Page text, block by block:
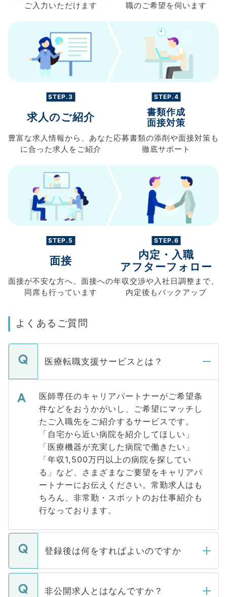
ご入力 いただけます
職のご希望を伺います
STEP.3
求人のご紹介
豊富な求人情報から、 あなた
に合った求人を ご紹介
STEP.4
書類作成
面接対策
応募書類の添削や面接対策も
徹底サポート
STEP.5
面接
面接が不安な方へ、 面接への
同席も行っています
STEP.6
内定・入職
アフターフォロー
年収交渉や入社日調整まで、
内定後もバックアップ
よくあるご質問
医療転職支援サービスとは？
医師専任のキャリアパートナーがご希望条
件などをおうかがいし、ご希望にマッチし
たご入職先をご紹介するサービスです。
「自宅から近い病院を紹介してほしい」
「医療機器が充実した病院で働きたい」
「年収1,500万円以上の病院を探してい
る」など、さまざまなご要望をキャリアパ
ートナーにお伝えください。常勤求人はも
ちろん、非常勤・スポットのお仕事紹介も
行なっております。
登録後は何をすればよいのですか
ご登録いただきましたら、弊社担当者がご
登録内容を確認し、その後メールもしくは
非公開求人とはなんですか？